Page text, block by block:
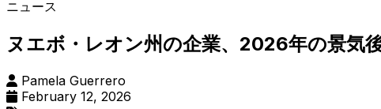
ニュース
ヌエボ・レオン州の企業、2026年の景気
Pamela Guerrero
February 12, 2026